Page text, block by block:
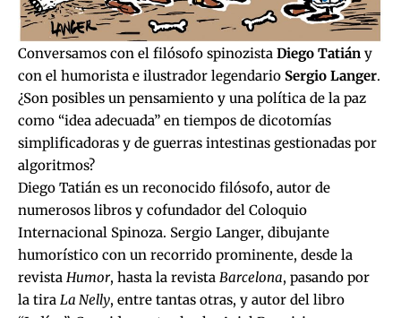
Conversamos con el filósofo spinozista Diego Tatián y
con el humorista e ilustrador legendario Sergio Langer.
¿Son posibles un pensamiento y una política de la paz
como “idea adecuada” en tiempos de dicotomías
simplificadoras y de guerras intestinas gestionadas por
algoritmos?
Diego Tatián es un reconocido filósofo, autor de
numerosos libros y cofundador del Coloquio
Internacional Spinoza. Sergio Langer, dibujante
humorístico con un recorrido prominente, desde la
revista Humor, hasta la revista Barcelona, pasando por
la tira La Nelly, entre tantas otras, y autor del libro